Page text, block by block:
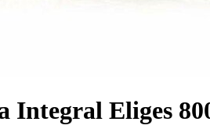
Integral Eliges